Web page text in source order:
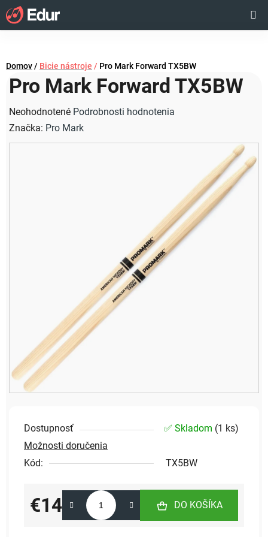
Prejsť
na
obsah
KOŠÍK
Domov/ Bicie nástroje / Pro Mark Forward TX5BW
Dostupnosť ✅ Skladom (1 ks)
Možnosti doručenia
Kód:
TX5BW
€14
Jednotková cena:
DO KOŠÍKA
Pro Mark Forward TX5BW
Priemerné
hodnotenie
produktu
Neohodnotené Podrobnosti hodnotenia
Značka: Pro Mark